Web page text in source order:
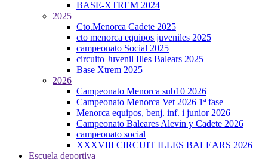
BASE-XTREM 2024
2025
Cto.Menorca Cadete 2025
cto menorca equipos juveniles 2025
campeonato Social 2025
circuito Juvenil Illes Balears 2025
Base Xtrem 2025
2026
Campeonato Menorca sub10 2026
Campeonato Menorca Vet 2026 1ª fase
Menorca equipos, benj. inf. i junior 2026
Campeonato Baleares Alevin y Cadete 2026
campeonato social
XXXVIII CIRCUIT ILLES BALEARS 2026
Escuela deportiva